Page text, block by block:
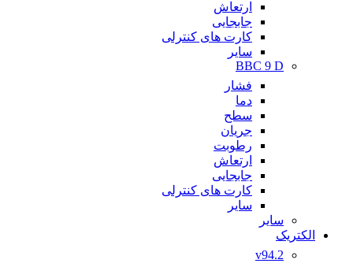
ارتعاش
جابجایی
کارت های کنترلی
سایر
BBC 9 D
فشار
دما
سطح
جریان
رطوبت
ارتعاش
جابجایی
کارت های کنترلی
سایر
سایر
الکتریک
v94.2